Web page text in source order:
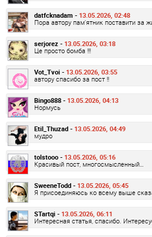
datfcknadam - 13.05.2026, 02:48
Пора автору пам'ятник поставити за
serjorez - 13.05.2026, 03:18
Це просто бомба !!!
Vot_Tvoi - 13.05.2026, 03:55
автору спасибо за пост !!
Bingo888 - 13.05.2026, 04:13
Нормусь
Etil_Thuzad - 13.05.2026, 04:49
мудро
tolstooo - 13.05.2026, 05:16
Красивый пост, многосмысленный…
SweeneTodd - 13.05.2026, 05:45
Я присоединяюсь ко всему выше
STartqi - 13.05.2026, 06:11
Интересная статья, спасибо.